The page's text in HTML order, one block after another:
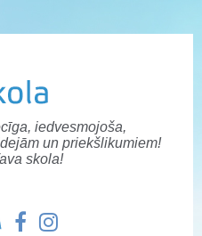
iedvesmojoša,
un priekšlikumiem!
skola!